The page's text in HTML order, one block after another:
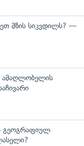
მზის სიკვდილს? —
ამაღლობელის
გეოგრაფიულ